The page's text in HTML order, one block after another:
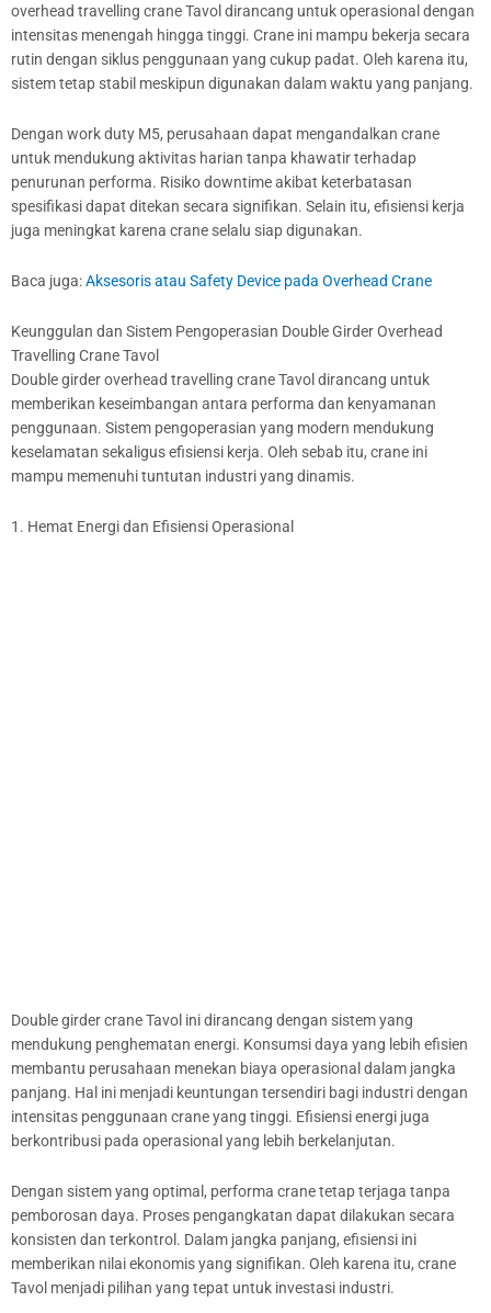
overhead travelling crane Tavol dirancang untuk operasional dengan
intensitas menengah hingga tinggi. Crane ini mampu bekerja secara
rutin dengan siklus penggunaan yang cukup padat. Oleh karena itu,
sistem tetap stabil meskipun digunakan dalam waktu yang panjang.
Dengan work duty M5, perusahaan dapat mengandalkan crane
untuk mendukung aktivitas harian tanpa khawatir terhadap
penurunan performa. Risiko downtime akibat keterbatasan
spesifikasi dapat ditekan secara signifikan. Selain itu, efisiensi kerja
juga meningkat karena crane selalu siap digunakan.
Baca juga:Aksesoris atau Safety Device pada Overhead Crane
Keunggulan dan Sistem Pengoperasian Double Girder Overhead
Travelling Crane Tavol
Double girder overhead travelling crane Tavol dirancang untuk
memberikan keseimbangan antara performa dan kenyamanan
penggunaan. Sistem pengoperasian yang modern mendukung
keselamatan sekaligus efisiensi kerja. Oleh sebab itu, crane ini
mampu memenuhi tuntutan industri yang dinamis.
1. Hemat Energi dan Efisiensi Operasional
Double girder crane Tavol ini dirancang dengan sistem yang
mendukung penghematan energi. Konsumsi daya yang lebih efisien
membantu perusahaan menekan biaya operasional dalam jangka
panjang. Hal ini menjadi keuntungan tersendiri bagi industri dengan
intensitas penggunaan crane yang tinggi. Efisiensi energi juga
berkontribusi pada operasional yang lebih berkelanjutan.
Dengan sistem yang optimal, performa crane tetap terjaga tanpa
pemborosan daya. Proses pengangkatan dapat dilakukan secara
konsisten dan terkontrol. Dalam jangka panjang, efisiensi ini
memberikan nilai ekonomis yang signifikan. Oleh karena itu, crane
Tavol menjadi pilihan yang tepat untuk investasi industri.